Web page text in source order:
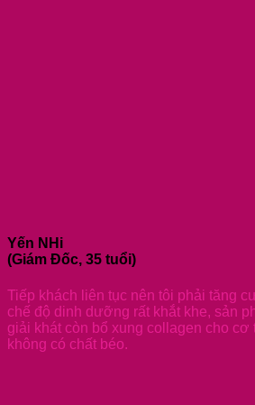
Yến NHi
(Giám Đốc, 35 tuổi)
Tiếp khách liên tục nên tôi phải tăng
chế độ dinh dưỡng rất khắt khe, sản
giải khát còn bổ xung collagen cho cơ
không có chất béo.